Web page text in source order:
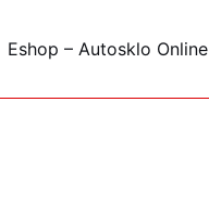
Eshop – Autosklo Online